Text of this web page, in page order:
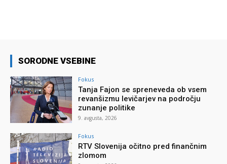
SORODNE VSEBINE
Fokus
Tanja Fajon se spreneveda ob vsem
revanšizmu levičarjev na področju
zunanje politike
9. avgusta, 2026
Fokus
RTV Slovenija očitno pred finančnim
zlomom